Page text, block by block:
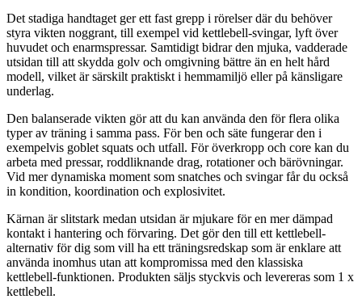
Det stadiga handtaget ger ett fast grepp i rörelser där du behöver
styra vikten noggrant, till exempel vid kettlebell-svingar, lyft över
huvudet och enarmspressar. Samtidigt bidrar den mjuka, vadderade
utsidan till att skydda golv och omgivning bättre än en helt hård
modell, vilket är särskilt praktiskt i hemmamiljö eller på känsligare
underlag.
Den balanserade vikten gör att du kan använda den för flera olika
typer av träning i samma pass. För ben och säte fungerar den i
exempelvis goblet squats och utfall. För överkropp och core kan du
arbeta med pressar, roddliknande drag, rotationer och bärövningar.
Vid mer dynamiska moment som snatches och svingar får du också
in kondition, koordination och explosivitet.
Kärnan är slitstark medan utsidan är mjukare för en mer dämpad
kontakt i hantering och förvaring. Det gör den till ett kettlebell-
alternativ för dig som vill ha ett träningsredskap som är enklare att
använda inomhus utan att kompromissa med den klassiska
kettlebell-funktionen. Produkten säljs styckvis och levereras som 1 x
kettlebell.